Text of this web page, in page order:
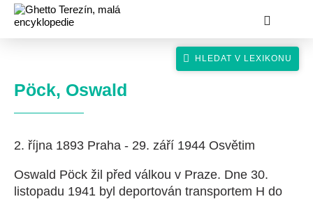
Pöck, Oswald
2. října 1893 Praha - 29. září 1944 Osvětim
Oswald Pöck žil před válkou v Praze. Dne 30.
listopadu 1941 byl deportován transportem H do